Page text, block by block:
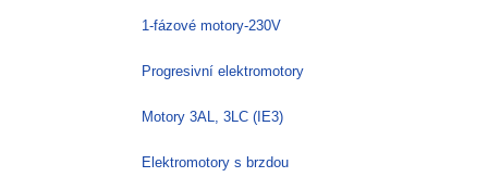
1-fázové motory-230V
Progresivní elektromotory
Motory 3AL, 3LC (IE3)
Elektromotory s brzdou